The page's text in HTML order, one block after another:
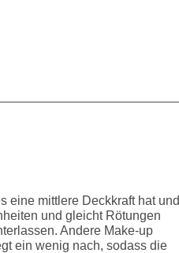
eine mittlere Deckkraft hat und
und gleicht Rötungen
Andere Make-up
ein wenig nach, sodass die